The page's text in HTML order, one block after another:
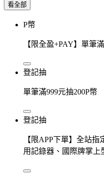
看全部
P幣
【限全盈+PAY】單筆
登記抽
單筆滿999元抽200P幣
登記抽
【限APP下單】全站
用記錄器、國際牌掌上